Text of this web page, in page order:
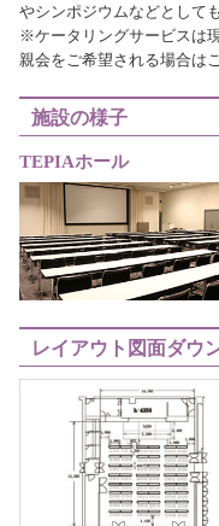
やシンポジウムなどとして
※ケータリングサービスは
親会をご希望される場合は
施設の様子
TEPIAホール
レイアウト図面ダウ